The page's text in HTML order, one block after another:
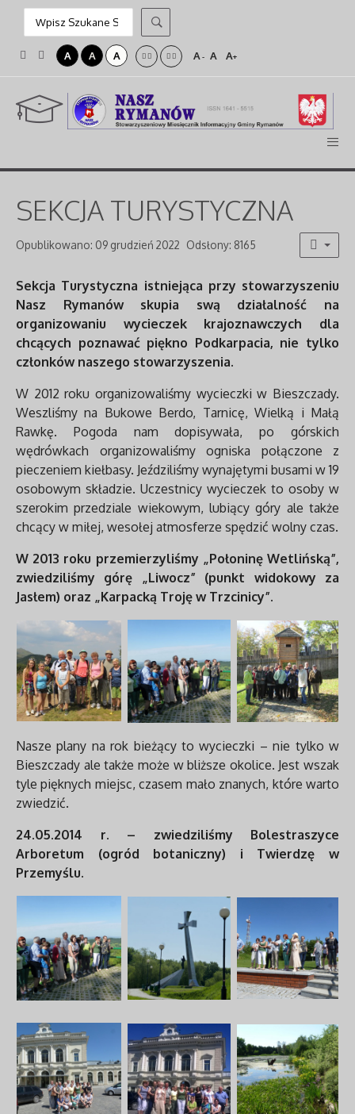
A A A A- A A+
SEKCJA TURYSTYCZNA
Opublikowano: 09 grudzień 2022 Odsłony: 8165
Sekcja Turystyczna istniejąca przy stowarzyszeniu
Nasz Rymanów skupia swą działalność na
organizowaniu wycieczek krajoznawczych dla
chcących poznawać piękno Podkarpacia, nie tylko
członków naszego stowarzyszenia.
W 2012 roku organizowaliśmy wycieczki w Bieszczady.
Weszliśmy na Bukowe Berdo, Tarnicę, Wielką i Małą
Rawkę. Pogoda nam dopisywała, po górskich
wędrówkach organizowaliśmy ogniska połączone z
pieczeniem kiełbasy. Jeździliśmy wynajętymi busami w 19
osobowym składzie. Uczestnicy wycieczek to osoby w
szerokim przedziale wiekowym, lubiący góry ale także
chcący w miłej, wesołej atmosferze spędzić wolny czas.
W 2013 roku przemierzyliśmy „Połoninę Wetlińską”,
zwiedziliśmy górę „Liwocz” (punkt widokowy za
Jasłem) oraz „Karpacką Troję w Trzcinicy”.
Nasze plany na rok bieżący to wycieczki – nie tylko w
Bieszczady ale także może w bliższe okolice. Jest wszak
tyle pięknych miejsc, czasem mało znanych, które warto
zwiedzić.
24.05.2014 r. – zwiedziliśmy Bolestraszyce
Arboretum (ogród botaniczny) i Twierdzę w
Przemyślu.